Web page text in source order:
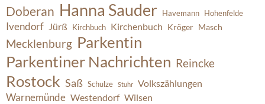
Doberan Hanna Sauder Havemann Hohenfelde
Ivendorf Jürß Kirchbuch Kirchenbuch Kröger Masch
Mecklenburg Parkentin
Parkentiner Nachrichten Reincke
Rostock Saß Schulze Stuhr Volkszählungen
Warnemünde Westendorf Wilsen